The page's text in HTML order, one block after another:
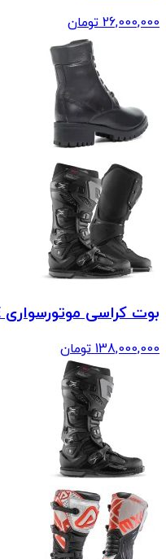
26,000,000 تومان
بوت کراسی موتورسواری GAERNE مدل SG22 BLACK
138,000,000 تومان